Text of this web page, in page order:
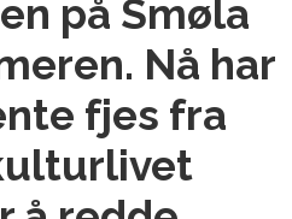
på Smøla
Nå har
fjes fra